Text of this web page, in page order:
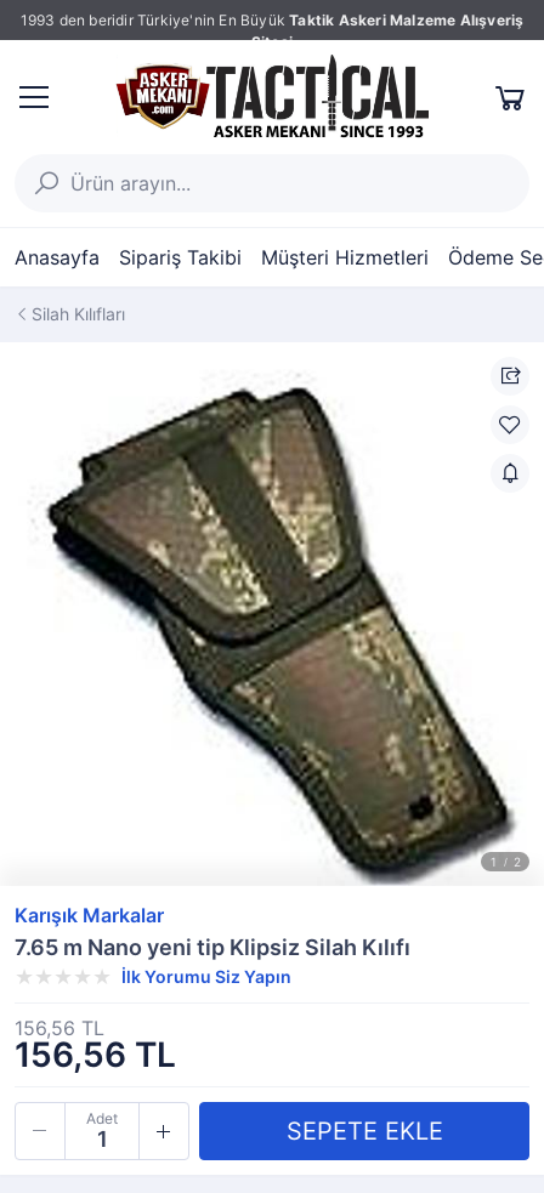
1993 den beridir Türkiye'nin En Büyük Taktik Askeri Malzeme Alışveriş
Sitesi
Anasayfa Sipariş Takibi Müşteri Hizmetleri Ödeme
Silah Kılıfları
Karışık Markalar
7.65 m Nano yeni tip Klipsiz Silah Kılıfı
İlk Yorumu Siz Yapın
156,56 TL
156,56 TL
Adet